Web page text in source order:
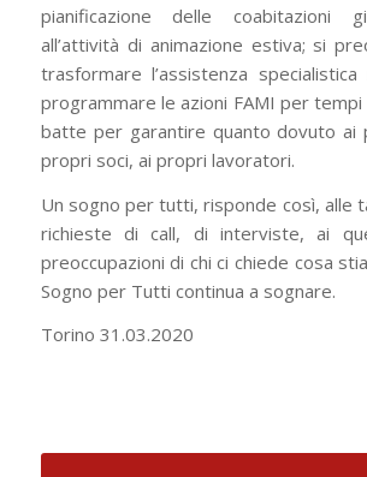
pianificazione delle coabitazioni
all’attività di animazione estiva; si
trasformare l’assistenza
programmare le azioni FAMI per tempi
batte per garantire quanto dovuto ai
propri soci, ai propri lavoratori.
Un sogno per tutti, risponde così, alle
richieste di call, di interviste, ai
preoccupazioni di chi ci chiede cosa
Sogno per Tutti continua a sognare.
Torino 31.03.2020